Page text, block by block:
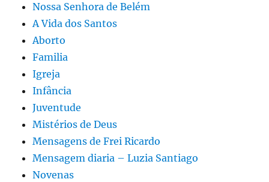
Nossa Senhora de Belém
A Vida dos Santos
Aborto
Familia
Igreja
Infância
Juventude
Mistérios de Deus
Mensagens de Frei Ricardo
Mensagem diaria – Luzia Santiago
Novenas